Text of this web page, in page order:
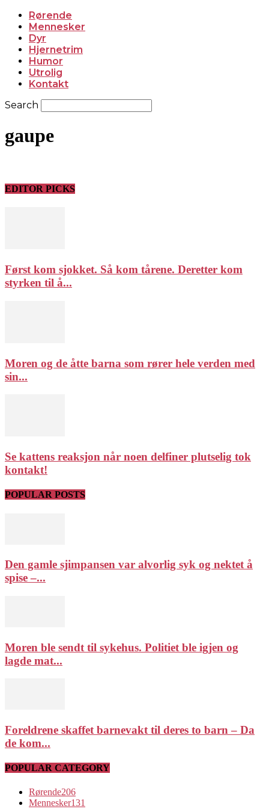
Rørende
Mennesker
Dyr
Hjernetrim
Humor
Utrolig
Kontakt
Search
gaupe
EDITOR PICKS
Først kom sjokket. Så kom tårene. Deretter kom
styrken til å...
Moren og de åtte barna som rører hele verden med
sin...
Se kattens reaksjon når noen delfiner plutselig tok
kontakt!
POPULAR POSTS
Den gamle sjimpansen var alvorlig syk og nektet å
spise –...
Moren ble sendt til sykehus. Politiet ble igjen og
lagde mat...
Foreldrene skaffet barnevakt til deres to barn – Da
de kom...
POPULAR CATEGORY
Rørende206
Mennesker131